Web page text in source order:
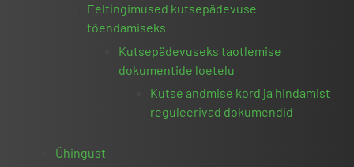
Eeltingimused kutsepädevuse
tõendamiseks
Kutsepädevuseks taotlemise
dokumentide loetelu
Kutse andmise kord ja hindamist
reguleerivad dokumendid
Ühingust